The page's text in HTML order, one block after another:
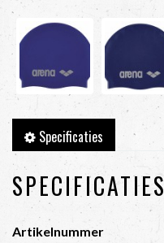
Specificaties
SPECIFICATIES
Artikelnummer